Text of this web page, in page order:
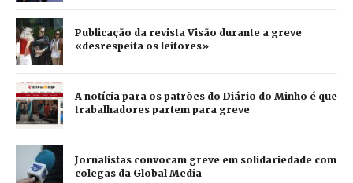
Publicação da revista Visão durante a greve
«desrespeita os leitores»
A notícia para os patrões do Diário do Minho é que
trabalhadores partem para greve
Jornalistas convocam greve em solidariedade com
colegas da Global Media